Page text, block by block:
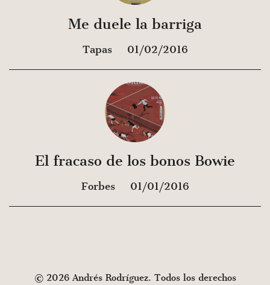
Me duele la barriga
Tapas 01/02/2016
El fracaso de los bonos Bowie
Forbes 01/01/2016
© 2026 Andrés Rodríguez. Todos los derechos